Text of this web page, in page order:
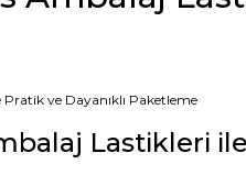
Lastikleri